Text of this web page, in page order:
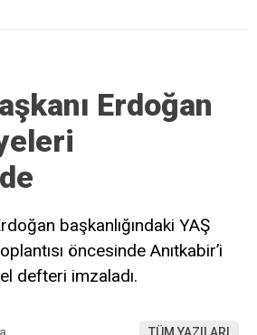
Erdoğan
başkanlığındaki YAŞ
öncesinde Anıtkabir’i
defteri imzaladı.